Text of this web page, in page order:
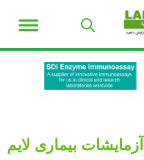
آزمایشات بیماری لایم